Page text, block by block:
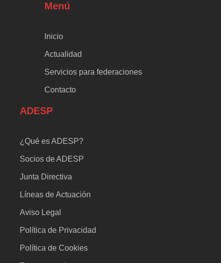
Menú
Inicio
Actualidad
Servicios para federaciones
Contacto
ADESP
¿Qué es ADESP?
Socios de ADESP
Junta Directiva
Líneas de Actuación
Aviso Legal
Política de Privacidad
Política de Cookies